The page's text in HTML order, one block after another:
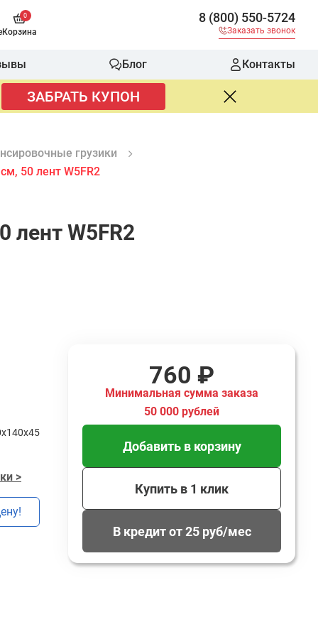
0
Корзина
8 (800) 550-5724
Заказать звонок
Блог Контакты
ЗАБРАТЬ КУПОН
грузики
50 лент W5FR2
лент W5FR2
>
760 ₽
Минимальная сумма заказа
50 000 рублей
Добавить в корзину
Купить в 1 клик
В кредит от 25 руб/мес